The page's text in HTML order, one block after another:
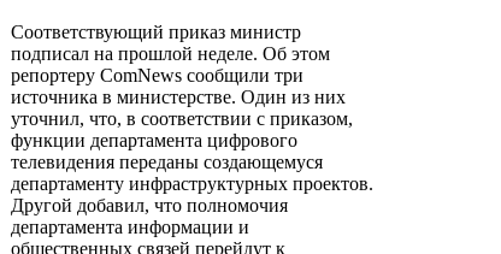
Соответствующий приказ министр
подписал на прошлой неделе. Об этом
репортеру ComNews сообщили три
источника в министерстве. Один из них
уточнил, что, в соответствии с приказом,
функции департамента цифрового
телевидения переданы создающемуся
департаменту инфраструктурных проектов.
Другой добавил, что полномочия
департамента информации и
общественных связей перейдут к